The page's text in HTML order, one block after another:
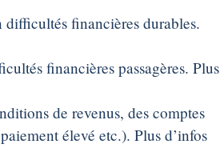
financières durables.
financières passagères. Plus
de revenus, des comptes
élevé etc.). Plus d’infos